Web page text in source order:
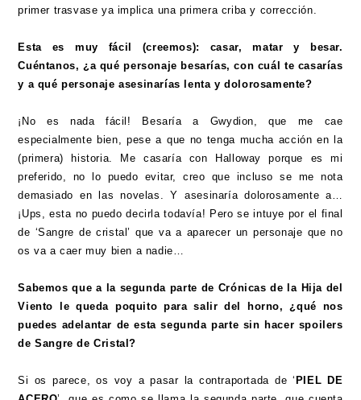
primer trasvase ya implica una primera criba y corrección.
Esta es muy fácil (creemos): casar, matar y besar.
Cuéntanos, ¿a qué personaje besarías, con cuál te casarías
y a qué personaje asesinarías lenta y dolorosamente?
¡No es nada fácil! Besaría a Gwydion, que me cae
especialmente bien, pese a que no tenga mucha acción en la
(primera) historia. Me casaría con Halloway porque es mi
preferido, no lo puedo evitar, creo que incluso se me nota
demasiado en las novelas. Y asesinaría dolorosamente a…
¡Ups, esta no puedo decirla todavía! Pero se intuye por el final
de ‘Sangre de cristal’ que va a aparecer un personaje que no
os va a caer muy bien a nadie…
Sabemos que a la segunda parte de Crónicas de la Hija del
Viento le queda poquito para salir del horno, ¿qué nos
puedes adelantar de esta segunda parte sin hacer spoilers
de Sangre de Cristal?
Si os parece, os voy a pasar la contraportada de ‘ PIEL DE